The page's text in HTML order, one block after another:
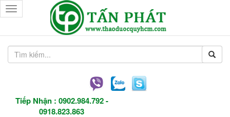
Tiếp Nhận : 0902.984.792-
0918.823.863
Toggle
navigation